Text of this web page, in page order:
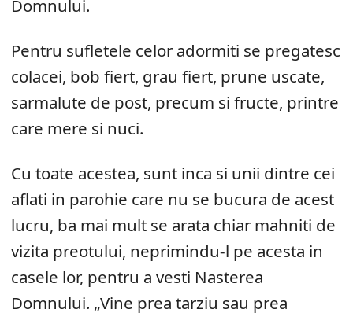
Domnului.
Pentru sufletele celor adormiti se pregatesc
colacei, bob fiert, grau fiert, prune uscate,
sarmalute de post, precum si fructe, printre
care mere si nuci.
Cu toate acestea, sunt inca si unii dintre cei
aflati in parohie care nu se bucura de acest
lucru, ba mai mult se arata chiar mahniti de
vizita preotului, neprimindu-l pe acesta in
casele lor, pentru a vesti Nasterea
Domnului. „Vine prea tarziu sau prea